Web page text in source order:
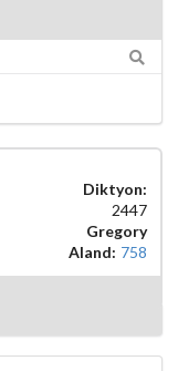
Diktyon:
2447
Gregory
Aland: 758